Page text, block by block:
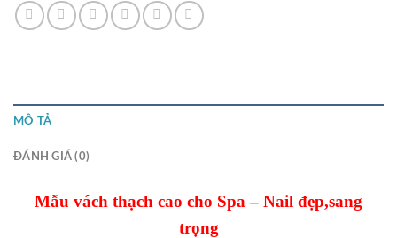
MÔ TẢ
ĐÁNH GIÁ (0)
Mẫu vách thạch cao cho Spa – Nail đẹp,sang
trọng